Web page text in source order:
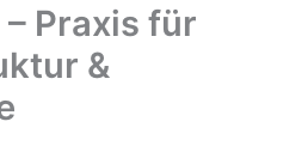
Praxis für
&